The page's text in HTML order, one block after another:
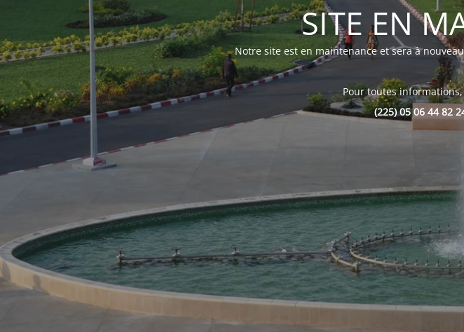
SITE EN
Notre site est en maintenance et sera à
Pour toutes
(225) 05 06 44 82